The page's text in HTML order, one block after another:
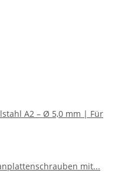
A2 – Ø 5,0 mm | Für